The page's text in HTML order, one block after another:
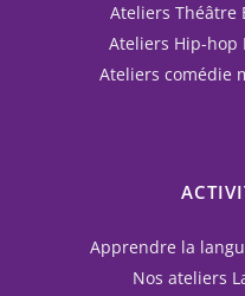
Ateliers Théâtre
Ateliers Hip-hop
Ateliers comédie
Apprendre la
Nos ateliers